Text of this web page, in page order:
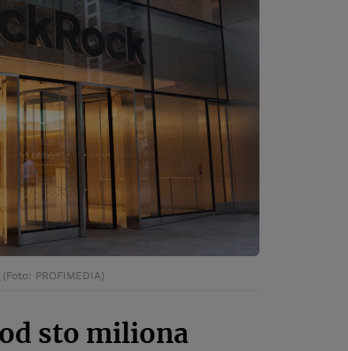
PROFIMEDIA)
sto miliona